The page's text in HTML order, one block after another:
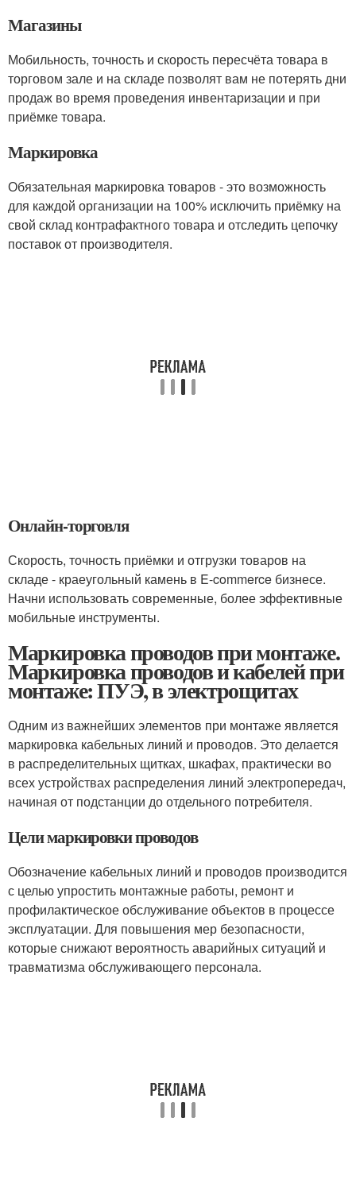
Магазины
Мобильность, точность и скорость пересчёта товара в
торговом зале и на складе позволят вам не потерять дни
продаж во время проведения инвентаризации и при
приёмке товара.
Маркировка
Обязательная маркировка товаров - это возможность
для каждой организации на 100% исключить приёмку на
свой склад контрафактного товара и отследить цепочку
поставок от производителя.
Онлайн-торговля
Скорость, точность приёмки и отгрузки товаров на
складе - краеугольный камень в E-commerce бизнесе.
Начни использовать современные, более эффективные
мобильные инструменты.
Маркировка проводов при монтаже.
Маркировка проводов и кабелей при
монтаже: ПУЭ, в электрощитах
Одним из важнейших элементов при монтаже является
маркировка кабельных линий и проводов. Это делается
в распределительных щитках, шкафах, практически во
всех устройствах распределения линий электропередач,
начиная от подстанции до отдельного потребителя.
Цели маркировки проводов
Обозначение кабельных линий и проводов производится
с целью упростить монтажные работы, ремонт и
профилактическое обслуживание объектов в процессе
эксплуатации. Для повышения мер безопасности,
которые снижают вероятность аварийных ситуаций и
травматизма обслуживающего персонала.